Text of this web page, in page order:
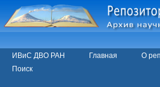
ИВиС ДВО РАН Главная О
Поиск